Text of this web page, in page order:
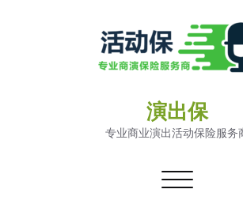
演出保
专业商业演出活动保险服务
切